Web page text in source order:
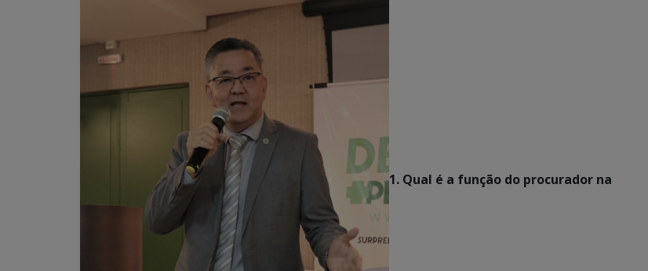
1. Qual é a função do procurador na